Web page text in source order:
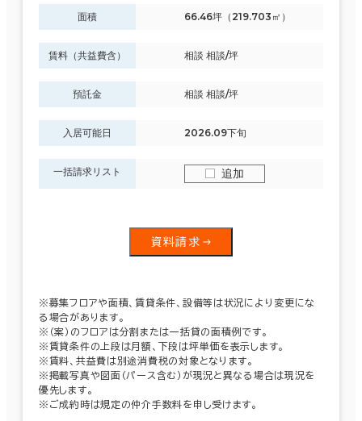
面積 66.46坪（219.703㎡）
賃料（共益費含） 相談 相談/坪
預託金 相談 相談/坪
入居可能日 2026.09下旬
一括請求リスト 追加
資料請求
※募集フロアや面積、賃貸条件、設備等は状況により変更にな
る場合があります。
※（案）のフロアは分割または一括貸の面積例です。
※賃貸条件の上段は月額、下段は坪単価を表示します。
※賃料、共益費は別途消費税の対象となります。
※掲載写真や図面（パース含む）が現況と異なる場合は現況を
優先します。
※ご成約時は規定の仲介手数料を申し受けます。